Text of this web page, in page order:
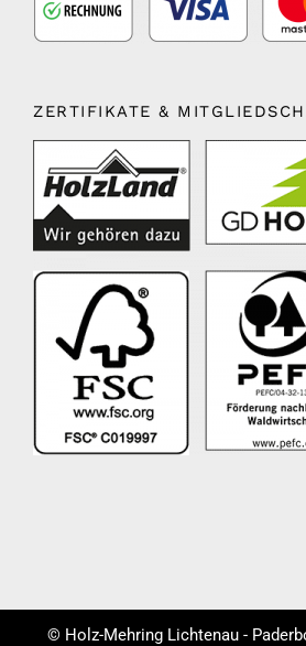
ZERTIFIKATE &
© Holz-Mehring Lichtenau -